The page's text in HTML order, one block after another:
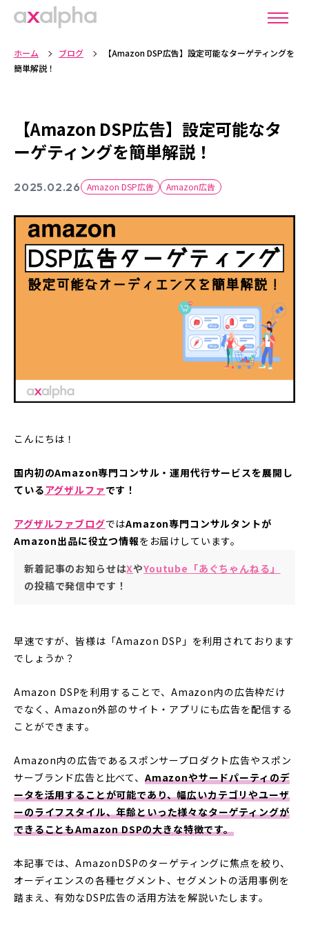
ホーム ブログ
【Amazon DSP広告】設定可能なターゲティングを
簡単解説！
【Amazon DSP広告】設定可能なタ
ーゲティングを簡単解説！
2025.02.26 Amazon DSP広告 Amazon広告
こんにちは！
国内初のAmazon専門コンサル・運用代行サービスを展開し
ているアグザルファです！
アグザルファブログではAmazon専門コンサルタントが
Amazon出品に役立つ情報をお届けしています。
新着記事のお知らせはXやYoutube「あぐちゃんねる」
の投稿で発信中です！
早速ですが、皆様は「Amazon DSP」を利用されております
でしょうか？
Amazon DSPを利用することで、Amazon内の広告枠だけ
でなく、Amazon外部のサイト・アプリにも広告を配信する
ことができます。
Amazon内の広告であるスポンサープロダクト広告やスポン
サーブランド広告と比べて、 Amazonやサードパーティのデ
ータを活用することが可能であり、幅広いカテゴリやユーザ
ーのライフスタイル、年齢といった様々なターゲティングが
できることもAmazon DSPの大きな特徴です。
本記事では、AmazonDSPのターゲティングに焦点を絞り、
オーディエンスの各種セグメント、セグメントの活用事例を
踏まえ、有効なDSP広告の活用方法を解説いたします。